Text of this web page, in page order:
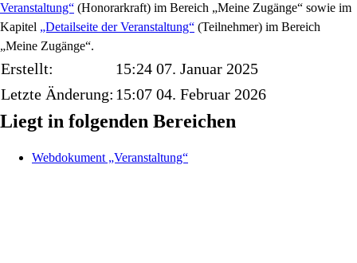
Veranstaltung“ (Honorarkraft) im Bereich „Meine Zugänge“ sowie im
Kapitel „Detailseite der Veranstaltung“ (Teilnehmer) im Bereich
„Meine Zugänge“.
Erstellt:
15:24 07. Januar 2025
Letzte Änderung: 15:07 04. Februar 2026
Liegt in folgenden Bereichen
Webdokument „Veranstaltung“